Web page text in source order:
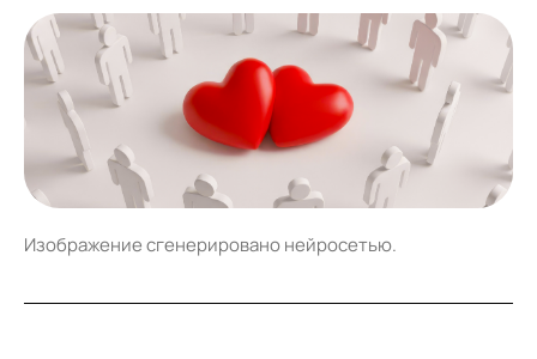
Изображение сгенерировано нейросетью.